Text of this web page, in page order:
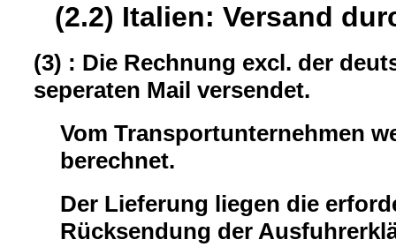
(2.2) Italien: Versand
(3) : Die Rechnung excl. der
seperaten Mail versendet.
Vom Transportunternehmen
berechnet.
Der Lieferung liegen die
Rücksendung der